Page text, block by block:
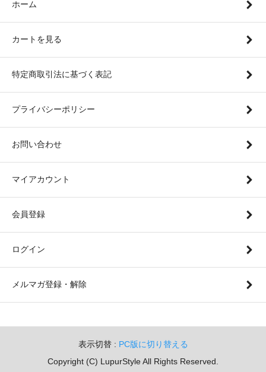
ホーム
カートを見る
特定商取引法に基づく表記
プライバシーポリシー
お問い合わせ
マイアカウント
会員登録
ログイン
メルマガ登録・解除
表示切替 : PC版に切り替える
Copyright (C) LupurStyle All Rights Reserved.